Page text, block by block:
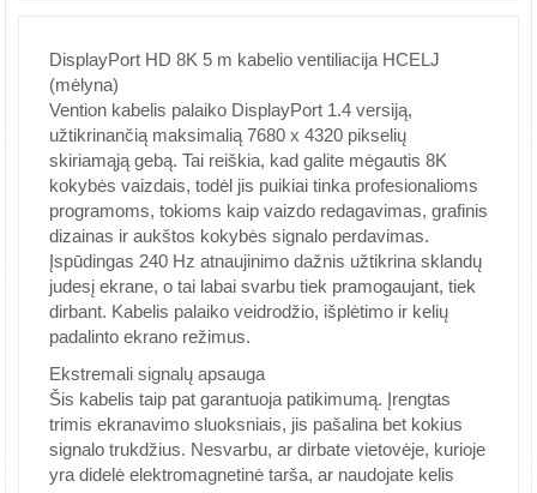
DisplayPort HD 8K 5 m kabelio ventiliacija HCELJ
(mėlyna)
Vention kabelis palaiko DisplayPort 1.4 versiją,
užtikrinančią maksimalią 7680 x 4320 pikselių
skiriamąją gebą. Tai reiškia, kad galite mėgautis 8K
kokybės vaizdais, todėl jis puikiai tinka profesionalioms
programoms, tokioms kaip vaizdo redagavimas, grafinis
dizainas ir aukštos kokybės signalo perdavimas.
Įspūdingas 240 Hz atnaujinimo dažnis užtikrina sklandų
judesį ekrane, o tai labai svarbu tiek pramogaujant, tiek
dirbant. Kabelis palaiko veidrodžio, išplėtimo ir kelių
padalinto ekrano režimus.
Ekstremali signalų apsauga
Šis kabelis taip pat garantuoja patikimumą. Įrengtas
trimis ekranavimo sluoksniais, jis pašalina bet kokius
signalo trukdžius. Nesvarbu, ar dirbate vietovėje, kurioje
yra didelė elektromagnetinė tarša, ar naudojate kelis